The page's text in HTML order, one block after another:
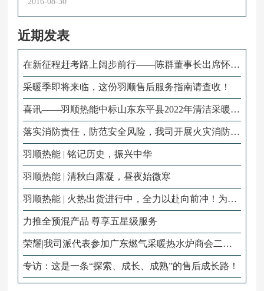
近期发表
在新征程赶考路上阔步前行——陈群董事长出席怀化
市六届人大二次会议
采暖季即将来临，这份羽顺售后服务指南请查收！
喜讯——羽顺热能中标山东东平县2022年清洁采暖项
目！
落实消防责任，防范安全风险，我司开展火灾消防演
练！
羽顺热能 | 铭记历史，振兴中华
羽顺热能 | 清秋白露凝，昼夜始微寒
羽顺热能 | 火热出货进行中，全力以赴向前冲！为冬
季采暖贡献羽顺力量！
力推全预混产品 尊享五星级服务
荣耀|我司派代表参加广东燃气采暖热水炉商会二届
三次会员大会
专访：这是一条“探索、成长、成熟”的售后成长路！